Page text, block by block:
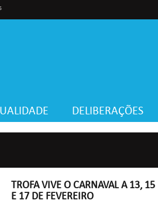
DELIBERAÇÕES
TROFA VIVE O CARNAVAL A 13, 15
E 17 DE FEVEREIRO